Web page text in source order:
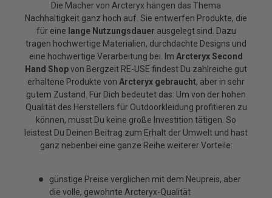
Die Macher von Arcteryx hängen das Thema
Nachhaltigkeit ganz hoch auf. Sie entwerfen Produkte, die
für eine lange Nutzungsdauer ausgelegt sind. Dazu
tragen hochwertige Materialien, durchdachte Designs und
eine hochwertige Verarbeitung bei. Im Arcteryx Second
Hand Shopvon Bergzeit RE-USE findest Du zahlreiche gut
erhaltene Produkte von Arcteryx gebraucht, aber in sehr
gutem Zustand. Für Dich bedeutet das: Um von der hohen
Qualität des Herstellers für Outdoorkleidung profitieren zu
können, musst Du keine große Investition tätigen. So
leistest Du Deinen Beitrag zum Erhalt der Umwelt und hast
ganz nebenbei eine ganze Reihe weiterer Vorteile:
günstige Preise verglichen mit dem Neupreis, aber
die volle, gewohnte Arcteryx-Qualität